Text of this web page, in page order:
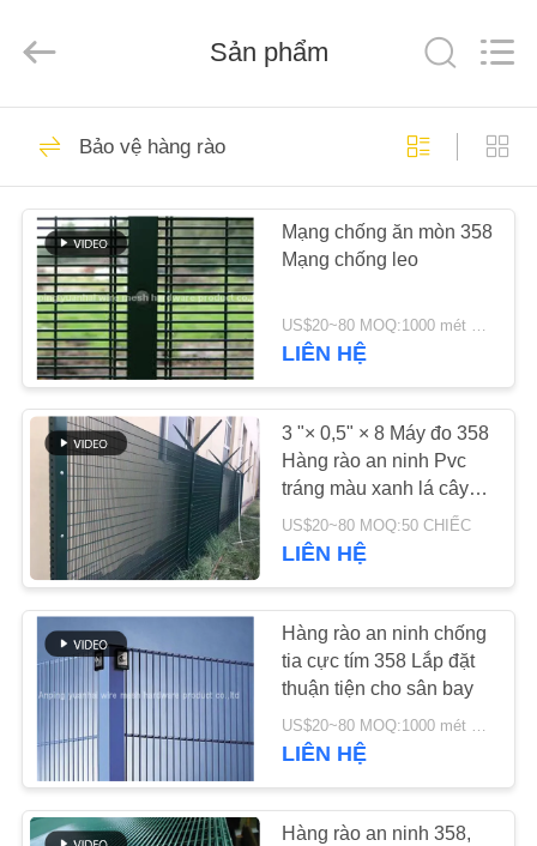
TRANG
CHỦ
CÁC
SẢN
PHẨM
HƯỚNG
DẪN
CHÚNG
TÔI
THAM
QUAN
NHÀ
MÁY
mesh
Reserved.
Tháp kim loại
Bao bì cấu trúc kim
loại
80
Kim loại đóng gói
ngẫu nhiên
71
Sản phẩm
Bảo vệ hàng rào
Mạng chống ăn mòn 358
Mạng chống leo
US$20~80 MOQ:1000 mét vuông
LIÊN HỆ
3 "× 0,5" × 8 Máy đo 358
Hàng rào an ninh Pvc
tráng màu xanh lá cây
Bảo vệ chống trộm
US$20~80 MOQ:50 CHIẾC
LIÊN HỆ
Hàng rào an ninh chống
tia cực tím 358 Lắp đặt
thuận tiện cho sân bay
US$20~80 MOQ:1000 mét vuông
LIÊN HỆ
Hàng rào an ninh 358,